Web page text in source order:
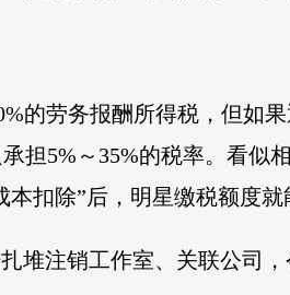
的劳务报酬所得税，但如
担5%～35%的税率。看似
扣除”后，明星缴税额度就
堆注销工作室、关联公司